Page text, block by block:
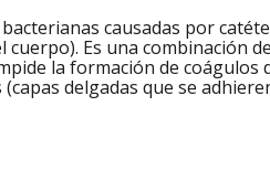
causadas por
Es una combinación
la formación de coágulos
delgadas que se